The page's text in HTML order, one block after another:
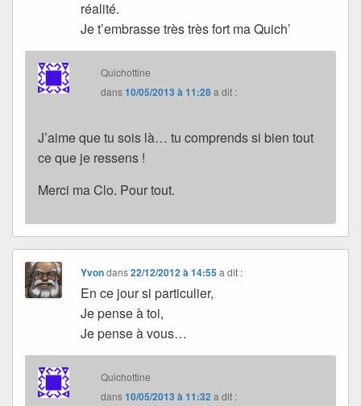
réalité.
Je t’embrasse très très fort ma Quich’
Quichottine
dans10/05/2013 à 11:28a dit :
J’aime que tu sois là… tu comprends si bien tout
ce que je ressens !
Merci ma Clo. Pour tout.
Yvondans22/12/2012 à 14:55 a dit :
En ce jour si particulier,
Je pense à toi,
Je pense à vous…
Quichottine
dans10/05/2013 à 11:32 a dit :